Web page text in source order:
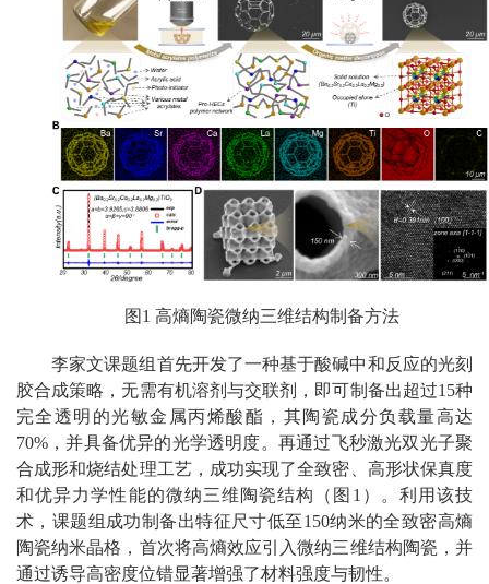
图1 高熵陶瓷微纳三维结构制备方法
李家文课题组首先开发了一种基于酸碱中和反应的光刻
胶合成策略，无需有机溶剂与交联剂，即可制备出超过15种
完全透明的光敏金属丙烯酸酯，其陶瓷成分负载量高达
70%，并具备优异的光学透明度。再通过飞秒激光双光子聚
合成形和烧结处理工艺，成功实现了全致密、高形状保真度
和优异力学性能的微纳三维陶瓷结构（图1）。利用该技
术，课题组成功制备出特征尺寸低至150纳米的全致密高熵
陶瓷纳米晶格，首次将高熵效应引入微纳三维结构陶瓷，并
通过诱导高密度位错显著增强了材料强度与韧性。